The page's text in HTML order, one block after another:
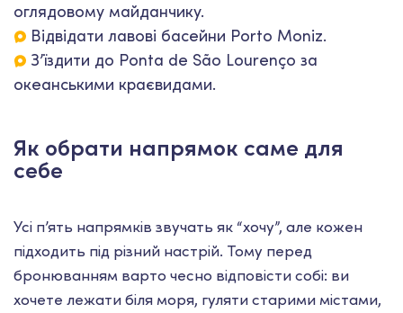
оглядовому майданчику.
Відвідати лавові басейни Porto Moniz.
З’їздити до Ponta de São Lourenço за
океанськими краєвидами.
Як обрати напрямок саме для
себе
Усі п’ять напрямків звучать як “хочу”, але кожен
підходить під різний настрій. Тому перед
бронюванням варто чесно відповісти собі: ви
хочете лежати біля моря, гуляти старими містами,